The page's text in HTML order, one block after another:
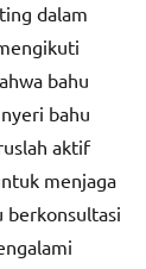
dalam
bahu
bahu
aktif
menjaga
berkonsultasi